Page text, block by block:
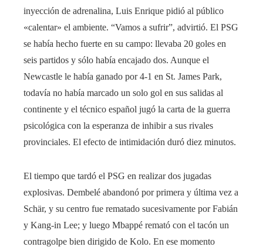
inyección de adrenalina, Luis Enrique pidió al público
«calentar» el ambiente. “Vamos a sufrir”, advirtió. El PSG
se había hecho fuerte en su campo: llevaba 20 goles en
seis partidos y sólo había encajado dos. Aunque el
Newcastle le había ganado por 4-1 en St. James Park,
todavía no había marcado un solo gol en sus salidas al
continente y el técnico español jugó la carta de la guerra
psicológica con la esperanza de inhibir a sus rivales
provinciales. El efecto de intimidación duró diez minutos.
El tiempo que tardó el PSG en realizar dos jugadas
explosivas. Dembelé abandonó por primera y última vez a
Schär, y su centro fue rematado sucesivamente por Fabián
y Kang-in Lee; y luego Mbappé remató con el tacón un
contragolpe bien dirigido de Kolo. En ese momento